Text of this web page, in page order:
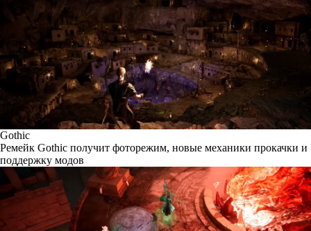
Gothic
Ремейк Gothic получит фоторежим, новые механики прокачки и
поддержку модов